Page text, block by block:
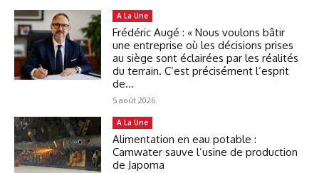
A La Une
Frédéric Augé : « Nous voulons bâtir
une entreprise où les décisions prises
au siège sont éclairées par les réalités
du terrain. C’est précisément l’esprit
de...
5 août 2026
A La Une
Alimentation en eau potable :
Camwater sauve l’usine de production
de Japoma